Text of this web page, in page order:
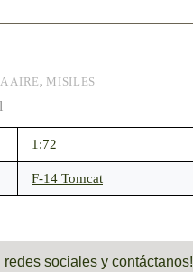
AIRE, MISILES
1:72
F-14 Tomcat
sociales y contáctanos!